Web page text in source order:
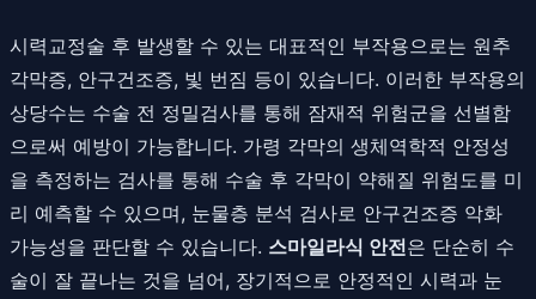
시력교정술 후 발생할 수 있는 대표적인 부작용으로는 원추
각막증, 안구건조증, 빛 번짐 등이 있습니다. 이러한 부작용의
상당수는 수술 전 정밀검사를 통해 잠재적 위험군을 선별함
으로써 예방이 가능합니다. 가령 각막의 생체역학적 안정성
을 측정하는 검사를 통해 수술 후 각막이 약해질 위험도를 미
리 예측할 수 있으며, 눈물층 분석 검사로 안구건조증 악화
가능성을 판단할 수 있습니다. 스마일라식 안전은 단순히 수
술이 잘 끝나는 것을 넘어, 장기적으로 안정적인 시력과 눈